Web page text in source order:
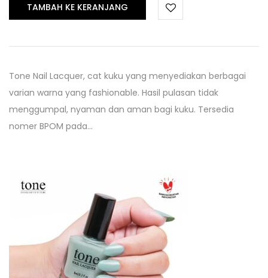
TAMBAH KE KERANJANG
Tone Nail Lacquer, cat kuku yang menyediakan berbagai
varian warna yang fashionable. Hasil pulasan tidak
menggumpal, nyaman dan aman bagi kuku. Tersedia
nomer BPOM pada…